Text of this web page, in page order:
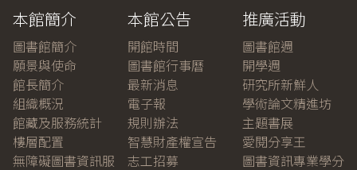
本館簡介
圖書館簡介
願景與使命
館長簡介
組織概況
館藏及服務統計
樓層配置
無障礙圖書資訊服
本館公告
開館時間
圖書館行事曆
最新消息
電子報
規則辦法
智慧財產權宣告
志工招募
推廣活動
圖書館週
開學週
研究所新鮮人
學術論文精進坊
主題書展
愛閱分享王
圖書資訊專業學分